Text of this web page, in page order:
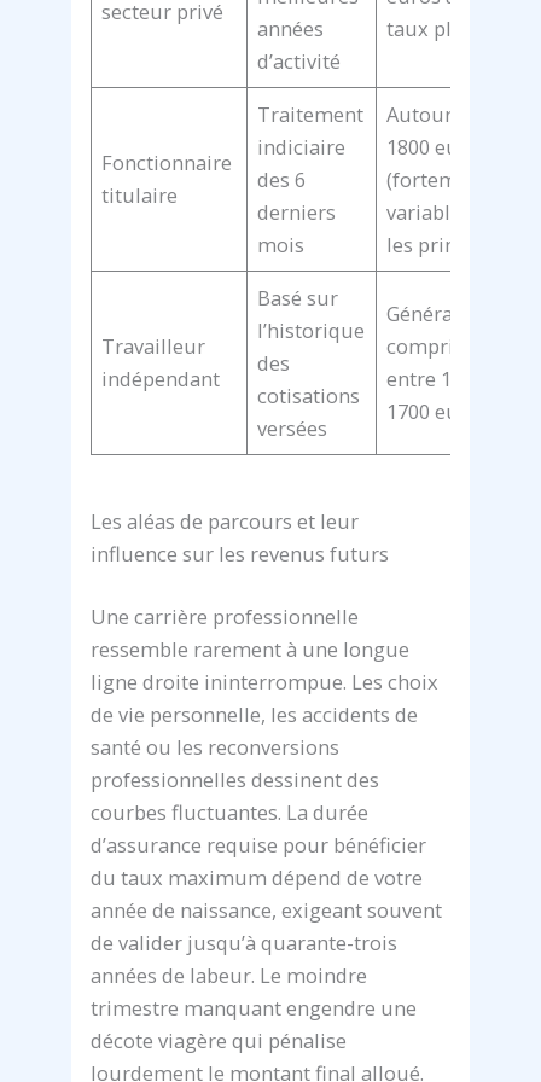
secteur privé
années
d’activité
taux plein
Fonctionnaire
titulaire
Traitement
indiciaire
des 6
derniers
mois
Autour de
1800 euros
(fortement
variable selon
les primes)
Travailleur
indépendant
Basé sur
l’historique
des
cotisations
versées
Généralement
comprise
entre 1400 et
1700 euros
Les aléas de parcours et leur
influence sur les revenus futurs
Une carrière professionnelle
ressemble rarement à une longue
ligne droite ininterrompue. Les choix
de vie personnelle, les accidents de
santé ou les reconversions
professionnelles dessinent des
courbes fluctuantes. La durée
d’assurance requise pour bénéficier
du taux maximum dépend de votre
année de naissance, exigeant souvent
de valider jusqu’à quarante-trois
années de labeur. Le moindre
trimestre manquant engendre une
décote viagère qui pénalise
lourdement le montant final alloué.